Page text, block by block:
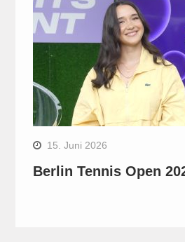
15. Juni 2026
Berlin Tennis Open